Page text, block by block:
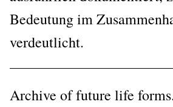
Bedeu­tung im
verdeutlicht.
Archi­ve of future life